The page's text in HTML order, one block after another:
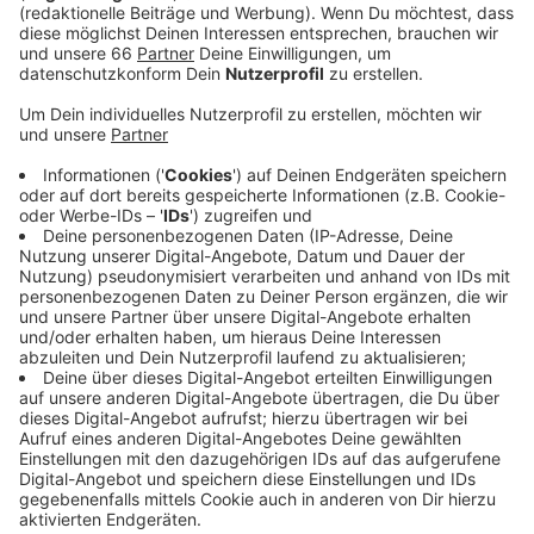
Tanja Marschal hat für euch getestet - und hier
könnt ihr ihren Bericht anhören.
Tipp vom 27. Juli 2021: "Veritas"